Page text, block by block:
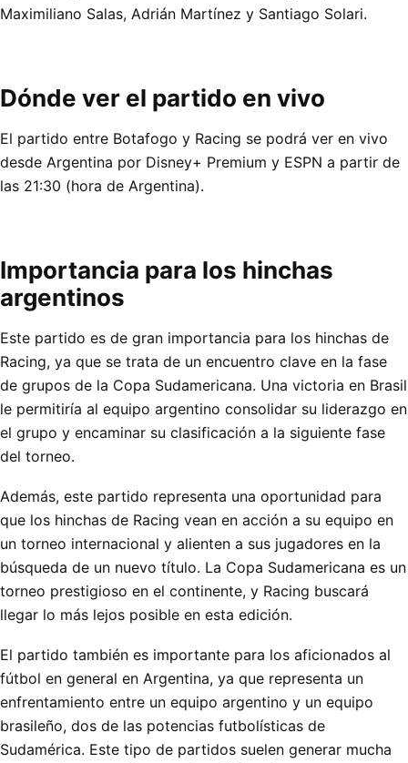
Maximiliano Salas, Adrián Martínez y Santiago Solari.
Dónde ver el partido en vivo
El partido entre Botafogo y Racing se podrá ver en vivo
desde Argentina por Disney+ Premium y ESPN a partir de
las 21:30 (hora de Argentina).
Importancia para los hinchas
argentinos
Este partido es de gran importancia para los hinchas de
Racing, ya que se trata de un encuentro clave en la fase
de grupos de la Copa Sudamericana. Una victoria en Brasil
le permitiría al equipo argentino consolidar su liderazgo en
el grupo y encaminar su clasificación a la siguiente fase
del torneo.
Además, este partido representa una oportunidad para
que los hinchas de Racing vean en acción a su equipo en
un torneo internacional y alienten a sus jugadores en la
búsqueda de un nuevo título. La Copa Sudamericana es un
torneo prestigioso en el continente, y Racing buscará
llegar lo más lejos posible en esta edición.
El partido también es importante para los aficionados al
fútbol en general en Argentina, ya que representa un
enfrentamiento entre un equipo argentino y un equipo
brasileño, dos de las potencias futbolísticas de
Sudamérica. Este tipo de partidos suelen generar mucha